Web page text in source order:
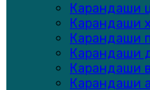
Карандаши
Карандаши
Карандаши
Карандаши
Карандаши
Карандаши